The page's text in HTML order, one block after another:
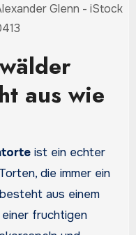
Glenn - iStock
aus wie
ist ein echter
die immer ein
aus einem
fruchtigen